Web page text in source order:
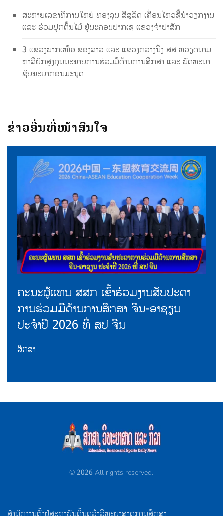
ສະຫາຍເລຂາທິການໃຫຍ່ ທອງລຸນ ສີສຸລິດ ເຄື່ອນໄຫວຊີ້ນຳວຽກງານ
ແລະ ຮ່ວມປູກຕົ້ນໄມ້ ຢູ່ນະຄອນປາກເຊ ແຂວງຈຳປາສັກ
3 ແຂວງພາກເໜືອ ຂອງລາວ ແລະ ແຂວງກວາງນິ່ງ ສສ ຫວຽດນາມ
ຫາລືຍົກສູງຄຸນນະພາບການຮ່ວມມືດ້ານການສຶກສາ ແລະ ພັດທະນາ
ຊັບພະຍາກອນມະນຸດ
ຂ່າວອື່ນທີ່ໜ້າສົນໃຈ
ຄະນະຜູ້ແທນ ສສກ ເຂົ້າຮ່ວມງານສັບປະດາ
ການຮ່ວມມືດ້ານການສຶກສາ ຈີນ-ອາຊຽນ
ປະຈຳປີ 2026 ທີ່ ສປ ຈີນ
ສຶກສາ
©2026All rights reserved.
ສຳນັກງານຕັ້ງຢູ່ສະຖາບັນຄົ້ນຄວ້າວິທະຍາສາດການສຶກສາ